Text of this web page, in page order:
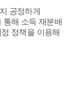
공정하게
통해 소득 재분배
정책을 이용해